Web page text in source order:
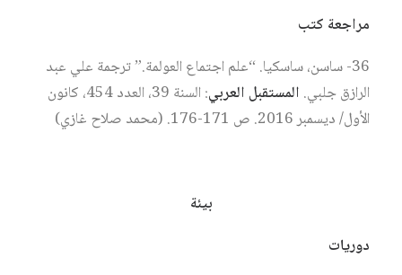
مراجعة كتب
36- ساسن، ساسكيا. “علم اجتماع العولمة.” ترجمة علي عبد
الرازق جلبي. المستقبل العربي
: السنة 39، العدد 454، كانون
الأول/ ديسمبر 2016. ص 171-176. (محمد صلاح غازي)
بيئة
دوريات